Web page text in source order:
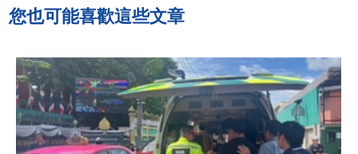
您也可能喜歡這些文章